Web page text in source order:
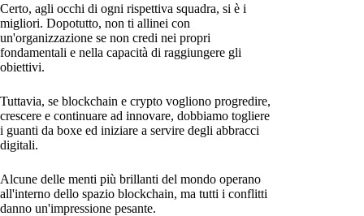
Certo, agli occhi di ogni rispettiva squadra, si è i
migliori. Dopotutto, non ti allinei con
un'organizzazione se non credi nei propri
fondamentali e nella capacità di raggiungere gli
obiettivi.
Tuttavia, se blockchain e crypto vogliono progredire,
crescere e continuare ad innovare, dobbiamo togliere
i guanti da boxe ed iniziare a servire degli abbracci
digitali.
Alcune delle menti più brillanti del mondo operano
all'interno dello spazio blockchain, ma tutti i conflitti
danno un'impressione pesante.